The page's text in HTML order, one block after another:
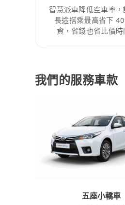
智慧派車降低空車率，
長途搭乘最高省下
資，省錢也省比價時
我們的服務車款
五座小轎車